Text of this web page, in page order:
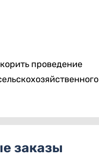
проведение
заказы